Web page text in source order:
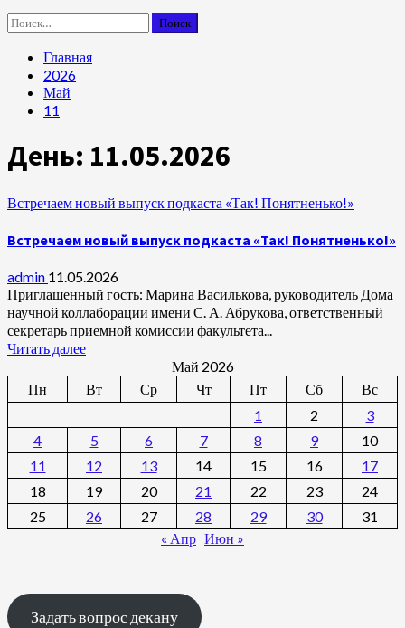
Найти:
Главная
2026
Май
11
День: 11.05.2026
Встречаем новый выпуск подкаста «Так! Понятненько!»
Встречаем новый выпуск подкаста «Так! Понятненько!»
admin 11.05.2026
Приглашенный гость: Марина Василькова, руководитель Дома
научной коллаборации имени С. А. Абрукова, ответственный
секретарь приемной комиссии факультета...
Читать далее
Май 2026
Пн
Вт Ср Чт Пт Сб
Вс
1
2
3
4
5 6 7 8 9
10
11
12 13 14 15 16
17
18
19 20 21 22 23
24
25
26 27 28 29 30
31
« Апр Июн »
Задать вопрос декану